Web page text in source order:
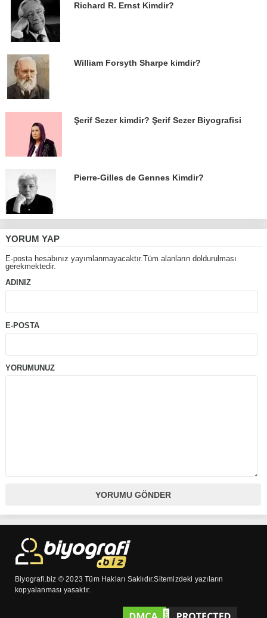
Richard R. Ernst Kimdir?
William Forsyth Sharpe kimdir?
Şerif Sezer kimdir? Şerif Sezer Biyografisi
Pierre-Gilles de Gennes Kimdir?
YORUM YAP
E-posta hesabınız yayımlanmayacaktır.Tüm alanların doldurulması
gerekmektedir.
ADINIZ
E-POSTA
YORUMUNUZ
Biyografi.biz © 2023 Tüm Hakları Saklıdır.Sitemizdeki yazıların
kopyalanması yasaktır.